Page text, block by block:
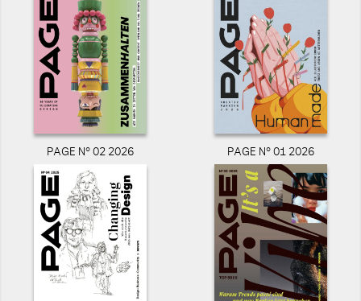
PAGE N° 02 2026 PAGE N° 01 2026